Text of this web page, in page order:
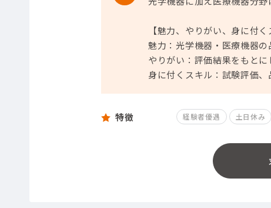
【魅力、やりがい、身に付く
魅力：光学機器・医療機器
やりがい：評価結果をもと
身に付くスキル：試験評価
特徴 経験者優遇 土日休み